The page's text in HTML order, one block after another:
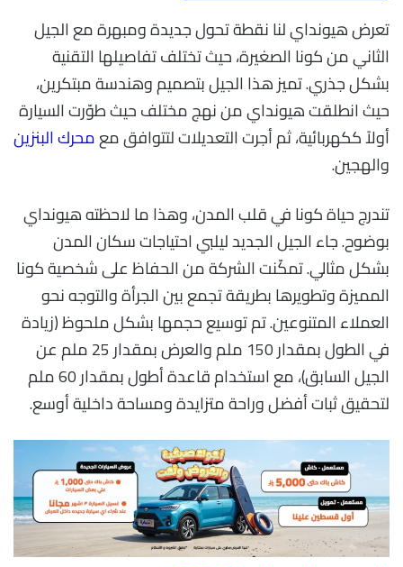
تعرض هيونداي لنا نقطة تحول جديدة ومبهرة مع الجيل
الثاني من كونا الصغيرة، حيث تختلف تفاصيلها التقنية
بشكل جذري. تميز هذا الجيل بتصميم وهندسة مبتكرين،
حيث انطلقت هيونداي من نهج مختلف حيث طوّرت السيارة
أولاً ككهربائية، ثم أجرت التعديلات لتتوافق معمحرك البنزين
والهجين.
تندرج حياة كونا في قلب المدن، وهذا ما لاحظته هيونداي
بوضوح. جاء الجيل الجديد ليلبي احتياجات سكان المدن
بشكل مثالي. تمكّنت الشركة من الحفاظ على شخصية كونا
المميزة وتطويرها بطريقة تجمع بين الجرأة والتوجه نحو
العملاء المتنوعين. تم توسيع حجمها بشكل ملحوظ (زيادة
في الطول بمقدار 150 ملم والعرض بمقدار 25 ملم عن
الجيل السابق)، مع استخدام قاعدة أطول بمقدار 60 ملم
لتحقيق ثبات أفضل وراحة متزايدة ومساحة داخلية أوسع.